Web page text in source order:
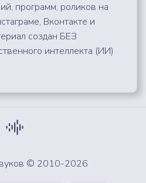
программ, роликов на
Вконтакте и
создан БЕЗ
интеллекта (ИИ)
© 2010-2026